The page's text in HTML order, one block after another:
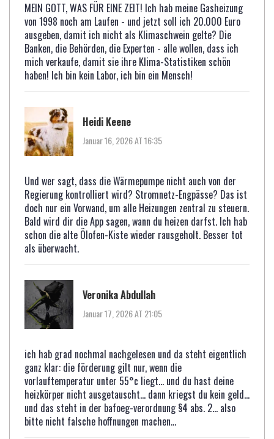
MEIN GOTT, WAS FÜR EINE ZEIT! Ich hab meine Gasheizung
von 1998 noch am Laufen - und jetzt soll ich 20.000 Euro
ausgeben, damit ich nicht als Klimaschwein gelte? Die
Banken, die Behörden, die Experten - alle wollen, dass ich
mich verkaufe, damit sie ihre Klima-Statistiken schön
haben! Ich bin kein Labor, ich bin ein Mensch!
Heidi Keene
Januar 16, 2026 AT 16:35
Und wer sagt, dass die Wärmepumpe nicht auch von der
Regierung kontrolliert wird? Stromnetz-Engpässe? Das ist
doch nur ein Vorwand, um alle Heizungen zentral zu steuern.
Bald wird dir die App sagen, wann du heizen darfst. Ich hab
schon die alte Ölofen-Kiste wieder rausgeholt. Besser tot
als überwacht.
Veronika Abdullah
Januar 17, 2026 AT 21:05
ich hab grad nochmal nachgelesen und da steht eigentlich
ganz klar: die förderung gilt nur, wenn die
vorlauftemperatur unter 55°c liegt... und du hast deine
heizkörper nicht ausgetauscht... dann kriegst du kein geld...
und das steht in der bafoeg-verordnung §4 abs. 2... also
bitte nicht falsche hoffnungen machen...